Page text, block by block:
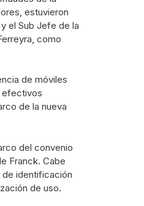
estuvieron
el Sub Jefe de la
como
de móviles
efectivos
de la nueva
del convenio
Franck. Cabe
identificación
de uso.